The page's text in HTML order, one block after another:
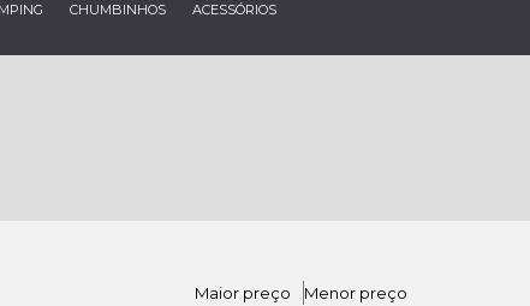
CHUMBINHOS ACESSÓRIOS
Maior preço Menor preço